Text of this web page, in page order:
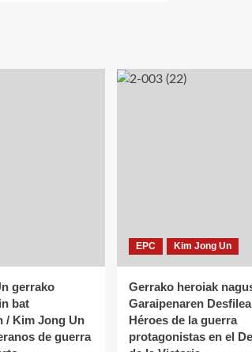
gerrako
bat
/ Kim Jong Un
de guerra
EPC Kim Jong Un
Gerrako heroiak
Garaipenaren
Héroes de la guerra
protagonistas en el